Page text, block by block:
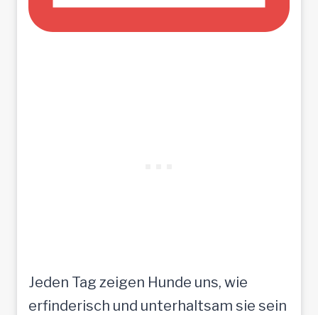
Jeden Tag zeigen Hunde uns, wie
erfinderisch und unterhaltsam sie sein